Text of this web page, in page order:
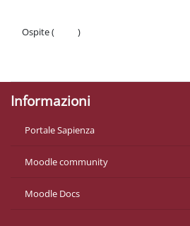
Ospite (
)
Informazioni
Portale Sapienza
Moodle community
Moodle Docs